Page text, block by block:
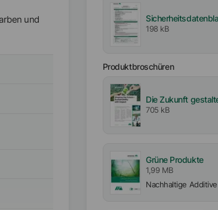
und
198 kB
Produktbroschüren
Die Zukunft
705 kB
Grüne Produkte
1,99 MB
Nachhaltige